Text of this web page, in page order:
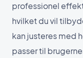
professionel
hvilket du vil
kan justeres med
passer til